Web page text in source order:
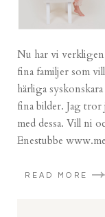
Nu har vi
fina familjer som
härliga
fina bilder. Jag tror
med dessa. Vill ni
Enestubbe
READ MORE